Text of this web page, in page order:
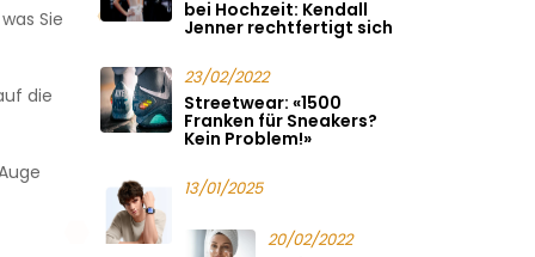
Sie
die
bei Hochzeit: Kendall
Jenner rechtfertigt sich
23/02/2022
Streetwear: «1500
Franken für Sneakers?
Kein Problem!»
13/01/2025
20/02/2022